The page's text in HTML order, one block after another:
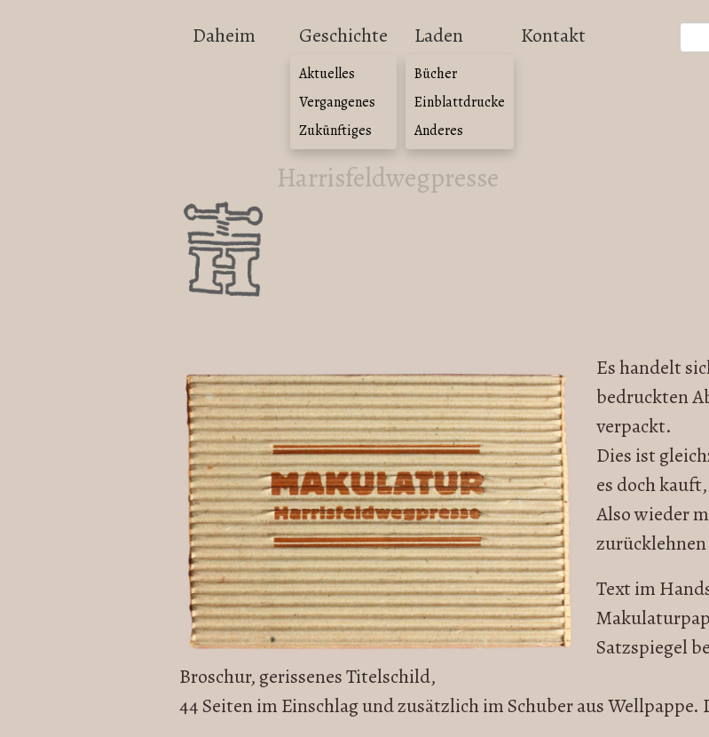
Daheim Geschichte
Aktuelles
Vergangenes
Zukünftiges
Laden
Bücher
Einblattdrucke
Anderes
Kontakt
Harrisfeldwegpresse
Es handelt
bedruckten
verpackt.
Dies ist
es doch
Also wieder
Text im
Satzspiegel
Broschur, gerissenes Titelschild,
44 Seiten im Einschlag und zusätzlich im Schuber aus Wellpappe.